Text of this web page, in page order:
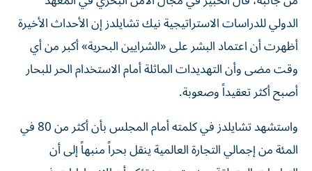
الدولي للدراسات الاستراتيجية نيك تشايلدز إن الأحداث الأخيرة
أظهرت أن اعتماد البشر على «الشرايين البحرية» أكبر من أي
وقت مضى وأن التهديدات الماثلة أمام الاستخدام الحر للبحار
أصبح أكثر تعقيداً وصعوبة.
واستشهد تشايلدز في كلمته أمام المجلس بأن أكثر من 80 في
المئة من إجمالي التجارة العالمية ينقل بحراً منبهاً إلى أن